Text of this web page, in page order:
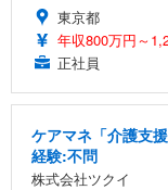
東京都
年収800万円～
正社員
ケアマネ「介護支
経験:不問
株式会社ツクイ